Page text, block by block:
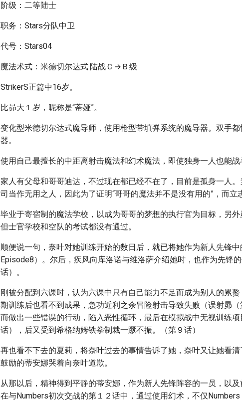
阶级：二等陆士
职务：Stars分队中卫
代号：Stars04
魔法术式：米德切尔达式·陆战Ｃ→Ｂ级
StrikerS正篇中16岁。
比昴大１岁，昵称是“蒂娅”。
变化型米德切尔达式魔导师，使用枪型带填弹系统的魔导器。双手
器。
使用自己最擅长的中距离射击魔法和幻术魔法，即使独身一人也能战
家人有父母和哥哥迪达，不过现在都已经不在了，目前是孤身一人
司当作无用之人，因此为了证明“哥哥的魔法并不是没有用的”，而立
毕业于寄宿制的魔法学校，以成为哥哥的梦想的执行官为目标，另外
但士官学校和空队的考试都没有通过。
顺便说一句，奈叶对她训练开始的数日后，就已将她作为新人先锋
Episode8）。尔后，疾风向库洛诺与维洛萨介绍她时，也作为先锋
话）。
刚被分配到六课时，认为六课中只有自己能力不足而成为别人的累
期训练后也看不到成果，急功近利之余冒险射击导致失败（误射昴
而做出一些错误的行动，陷入恶性循环，最后在模拟战中无视训练项
话），后又受到希格纳姆铁拳制裁一蹶不振。（第９话）
再也看不下去的夏莉，将奈叶过去的事情告诉了她，奈叶又让她看
鼓励的蒂安娜哭着向奈叶道歉。
从那以后，精神得到平静的蒂安娜，作为新人先锋阵容的一员，以及
在与Numbers初次交战的第１２话中，通过使用幻术，不仅